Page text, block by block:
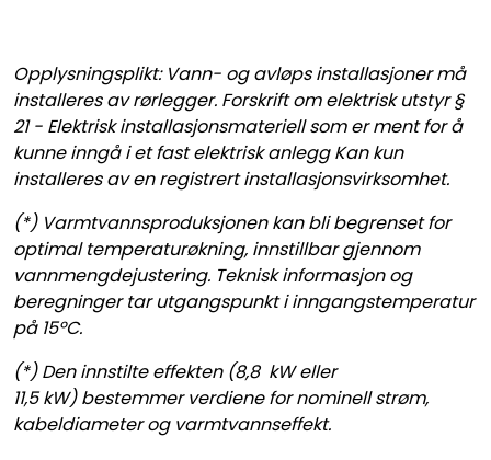
Opplysningsplikt: Vann- og avløps installasjoner må
installeres av rørlegger. Forskrift om elektrisk utstyr §
21 - Elektrisk installasjonsmateriell som er ment for å
kunne inngå i et fast elektrisk anlegg Kan kun
installeres av en registrert installasjonsvirksomhet.
(*) Varmtvannsproduksjonen kan bli begrenset for
optimal temperaturøkning, innstillbar gjennom
vannmengdejustering. Teknisk informasjon og
beregninger tar utgangspunkt i inngangstemperatur
på 15ºC.
(*) Den innstilte effekten (8,8 kW eller
11,5 kW) bestemmer verdiene for nominell strøm,
kabeldiameter og varmtvannseffekt.